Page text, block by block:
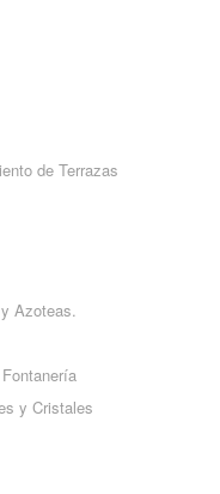
de Terrazas
Azoteas.
y Cristales